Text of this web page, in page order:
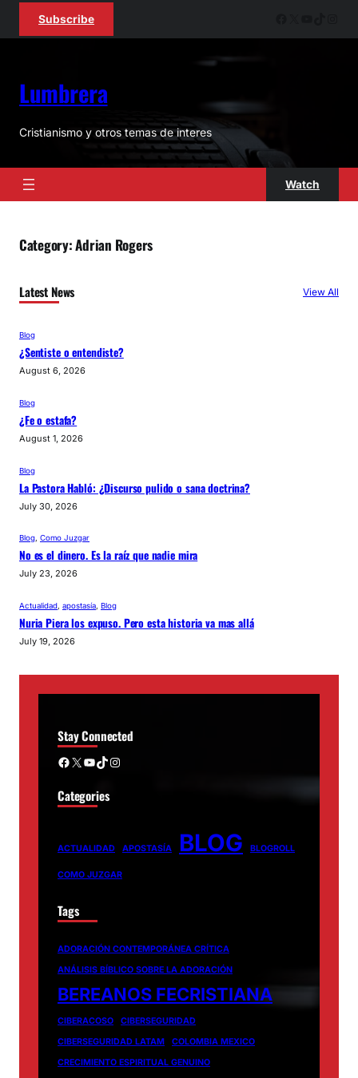
Subscribe
Lumbrera
Cristianismo y otros temas de interes
Watch
Category:Adrian Rogers
Latest News View All
Blog
¿Sentiste o entendiste?
August 6, 2026
Blog
¿Fe o estafa?
August 1, 2026
Blog
La Pastora Habló: ¿Discurso pulido o sana doctrina?
July 30, 2026
Blog, Como Juzgar
No es el dinero. Es la raíz que nadie mira
July 23, 2026
Actualidad apostasía Blog
Nuria Piera los expuso. Pero esta historia va mas allá
July 19, 2026
Stay Connected
Facebook X YouTube TikTok Instagram
Categories
ACTUALIDAD APOSTASÍA BLOG BLOGROLL
COMO JUZGAR
Tags
ADORACIÓN CONTEMPORÁNEA CRÍTICA
ANÁLISIS BÍBLICO SOBRE LA ADORACIÓN
BEREANOS FECRISTIANA
CIBERACOSO
CIBERSEGURIDAD
CIBERSEGURIDAD LATAM
COLOMBIA MEXICO
CRECIMIENTO ESPIRITUAL GENUINO